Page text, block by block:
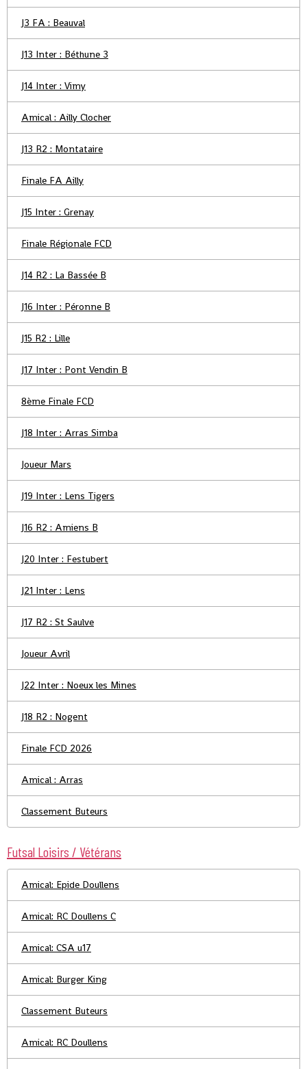
J3 FA : Beauval
J13 Inter : Béthune 3
J14 Inter : Vimy
Amical : Ailly Clocher
J13 R2 : Montataire
Finale FA Ailly
J15 Inter : Grenay
Finale Régionale FCD
J14 R2 : La Bassée B
J16 Inter : Péronne B
J15 R2 : Lille
J17 Inter : Pont Vendin B
8ème Finale FCD
J18 Inter : Arras Simba
Joueur Mars
J19 Inter : Lens Tigers
J16 R2 : Amiens B
J20 Inter : Festubert
J21 Inter : Lens
J17 R2 : St Saulve
Joueur Avril
J22 Inter : Noeux les Mines
J18 R2 : Nogent
Finale FCD 2026
Amical : Arras
Classement Buteurs
Futsal Loisirs / Vétérans
Amical: Epide Doullens
Amical: RC Doullens C
Amical: CSA u17
Amical: Burger King
Classement Buteurs
Amical: RC Doullens